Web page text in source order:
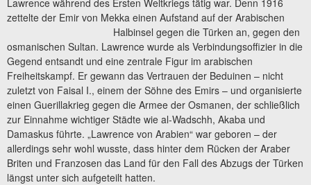
zettelte der Emir von Mekka einen Aufstand auf der Arabischen
Halbinsel gegen dieTürken an, gegen den
osmanischen Sultan. Lawrence wurde als Verbindungsoffizier in die
Gegend entsandt und eine zentrale Figur im arabischen
Freiheitskampf. Er gewann das Vertrauen der Beduinen – nicht
zuletzt von Faisal I., einem der Söhne des Emirs – und organisierte
einen Guerillakrieg gegen die Armee der Osmanen, der schließlich
zur Einnahme wichtiger Städte wie al-Wadschh, Akaba und
Damaskus führte. „Lawrence von Arabien“ war geboren – der
allerdings sehr wohl wusste, dass hinter dem Rücken der Araber
Briten und Franzosen das Land für den Fall des Abzugs der Türken
längst unter sich aufgeteilt hatten.